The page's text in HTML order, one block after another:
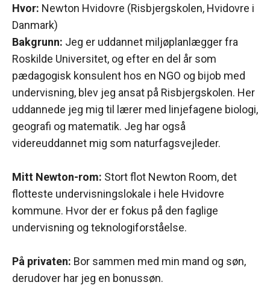
Hvor: Newton Hvidovre (Risbjergskolen, Hvidovre i
Danmark)
Bakgrunn: Jeg er uddannet miljøplanlægger fra
Roskilde Universitet, og efter en del år som
pædagogisk konsulent hos en NGO og bijob med
undervisning, blev jeg ansat på Risbjergskolen. Her
uddannede jeg mig til lærer med linjefagene biologi,
geografi og matematik. Jeg har også
videreuddannet mig som naturfagsvejleder.
Mitt Newton-rom: Stort flot Newton Room, det
flotteste undervisningslokale i hele Hvidovre
kommune. Hvor der er fokus på den faglige
undervisning og teknologiforståelse.
På privaten: Bor sammen med min mand og søn,
derudover har jeg en bonussøn.